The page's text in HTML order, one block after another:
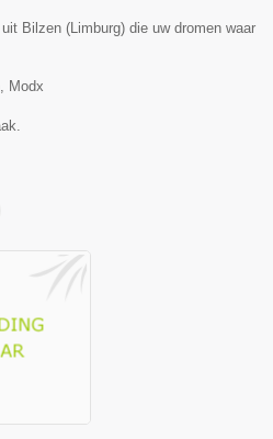
Bilzen (Limburg) die uw dromen waar
Modx